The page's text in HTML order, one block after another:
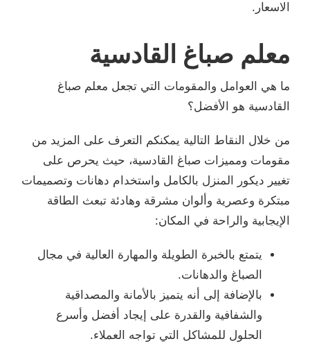
الاسعار.
معلم صباغ القادسية
ما هي العوامل والمقومات التي تجعل معلم صباغ
القادسية هو الأفضل؟
من خلال النقاط التالية يمكنكم التعرف على المزيد من
مقومات ومميزات صباغ القادسية، حيث يحرص على
تغيير ديكور المنزل بالكامل واستخدام دهانات وتصميمات
مبتكرة وعصرية وألوان مشرقة وهادئة تبعث الطاقة
الإيجابية والراحة في المكان:
يتمتع بالخبرة الطويلة والمهارة العالية في مجال
الصباغ والدهانات.
بالإضافة إلى أنه يتميز بالأمانة والمصداقية
والشفافية والقدرة على إيجاد أفضل وأسرع
الحلول للمشاكل التي تواجه العملاء.